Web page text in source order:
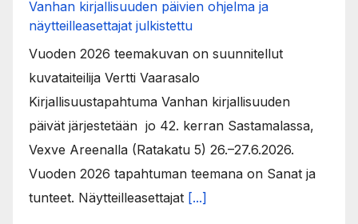
Vanhan kirjallisuuden päivien ohjelma ja
näytteilleasettajat julkistettu
Vuoden 2026 teemakuvan on suunnitellut
kuvataiteilija Vertti Vaarasalo
Kirjallisuustapahtuma Vanhan kirjallisuuden
päivät järjestetään jo 42. kerran Sastamalassa,
Vexve Areenalla (Ratakatu 5) 26.–27.6.2026.
Vuoden 2026 tapahtuman teemana on Sanat ja
tunteet. Näytteilleasettajat [...]